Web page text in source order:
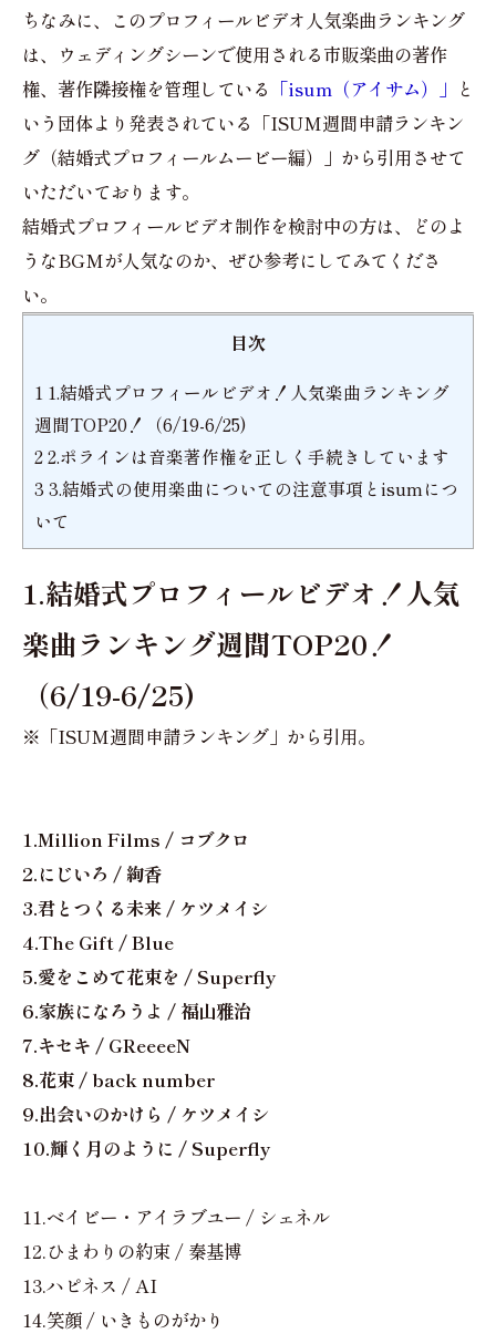
ちなみに、このプロフィールビデオ人気楽曲ランキング
は、ウェディングシーンで使用される市販楽曲の著作
権、著作隣接権を管理している 「isum（アイサム）」 と
いう団体より発表されている「ISUM週間申請ランキン
グ（結婚式プロフィールムービー編）」から引用させて
いただいております。
結婚式プロフィールビデオ制作を検討中の方は、どのよ
うなBGMが人気なのか、ぜひ参考にしてみてくださ
い。
目次
1 1.結婚式プロフィールビデオ！人気楽曲ランキング
週間TOP20！（6/19-6/25)
22.ポラインは音楽著作権を正しく手続きしています
3 3.結婚式の使用楽曲についての注意事項とisumにつ
いて
1.結婚式プロフィールビデオ！人気
楽曲ランキング週間TOP20！
（6/19-6/25)
※「ISUM週間申請ランキング」から引用。
1.Million Films / コブクロ
2.にじいろ / 絢香
3.君とつくる未来 / ケツメイシ
4.The Gift / Blue
5.愛をこめて花束を / Superfly
6.家族になろうよ / 福山雅治
7.キセキ / GReeeeN
8.花束 / back number
9.出会いのかけら / ケツメイシ
10.輝く月のように / Superfly
11.ベイビー・アイラブユー / シェネル
12.ひまわりの約束 / 秦基博
13.ハピネス / AI
14.笑顔 / いきものがかり